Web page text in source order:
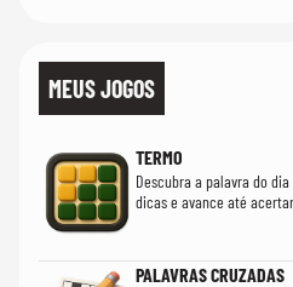
MEUS JOGOS
TERMO
Descubra a palavra do
dicas e avance até
PALAVRAS CRUZADAS